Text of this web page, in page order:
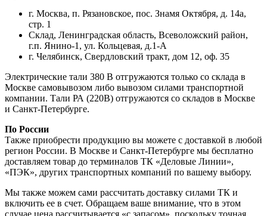
г. Москва, п. Рязановское, пос. Знамя Октября, д. 14а,
стр. 1
Склад, Ленинградская область, Всеволожский район,
г.п. Янино-1, ул. Кольцевая, д.1-А
г. Челябинск, Свердловский тракт, дом 12, оф. 35
Электрические тали 380 В отгружаются только со склада в
Москве самовывозом либо вывозом силами транспортной
компании. Тали РА (220В) отгружаются со складов в Москве
и Санкт-Петербурге.
По России
Также приобрести продукцию вы можете с доставкой в любой
регион России. В Москве и Санкт-Петербурге мы бесплатно
доставляем товар до терминалов ТК «Деловые Линии»,
«ПЭК», других транспортных компаний по вашему выбору.
Мы также можем сами рассчитать доставку силами ТК и
включить ее в счет. Обращаем ваше внимание, что в этом
случае цена рассчитывается «с запасом», поскольку точная